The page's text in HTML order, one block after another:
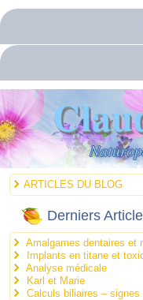
ARTICLES DU BLOG
Derniers
Amalgames dentaires et
Implants en titane et
Analyse médicale
Karl et Marie
Calculs biliaires –